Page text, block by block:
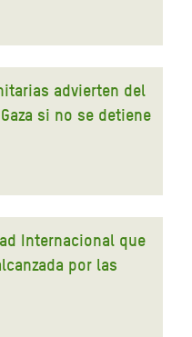
advierten del
si no se detiene
Internacional que
por las